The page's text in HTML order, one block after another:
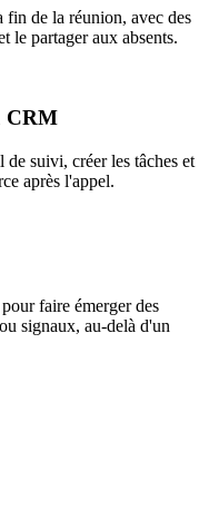
fin de la réunion, avec des
le partager aux absents.
CRM
suivi, créer les tâches et
après l'appel.
faire émerger des
signaux, au-delà d'un